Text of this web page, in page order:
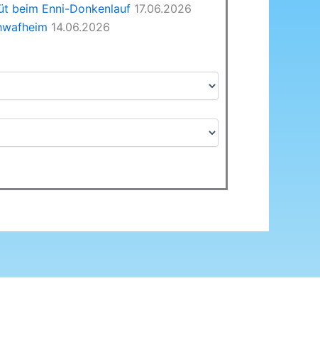
beim Enni-Donkenlauf 17.06.2026
14.06.2026